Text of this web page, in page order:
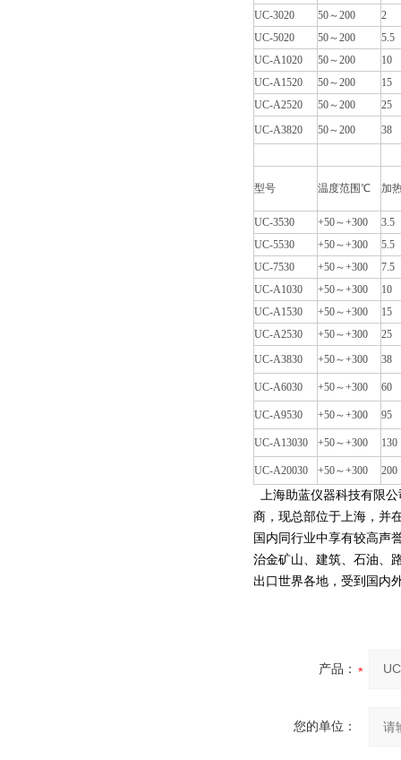
UC-3020
50～200
2
UC-5020
50～200
5.5
UC-A1020
50～200
10
UC-A1520
50～200
15
UC-A2520
50～200
25
UC-A3820
50～200 38
型号 温度范围℃ 加
UC-3530 +50～+300
3.5
UC-5530
+50～+300
5.5
UC-7530
+50～+300
7.5
UC-A1030
+50～+300
10
UC-A1530
+50～+300
15
UC-A2530
+50～+300
25
UC-A3830
+50～+300 38
UC-A6030 +50～+300 60
UC-A9530 +50～+300 95
UC-A13030 +50～+300 130
UC-A20030 +50～+300 200
上海助蓝仪器科技有限
商，现总部位于上海，并
国内同行业中享有较高声
治金矿山、建筑、石油、
出口世界各地，受到国内
产品：
您的单位：